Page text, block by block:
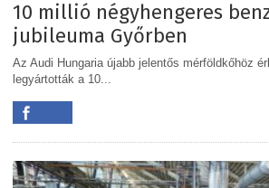
10 millió négyhengeres
jubileuma Győrben
Az Audi Hungaria újabb jelentős mérföldkőhöz
legyártották a 10...